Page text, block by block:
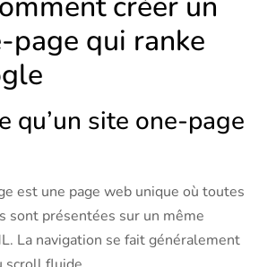
page qui ranke
qu’un site one-page
est une page web unique où toutes
sont présentées sur un même
La navigation se fait généralement